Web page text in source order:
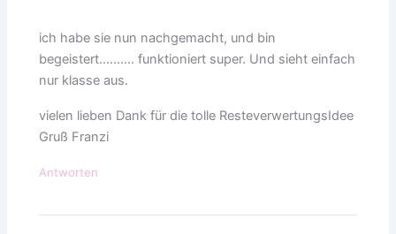
ich habe sie nun nachgemacht, und bin
begeistert………. funktioniert super. Und sieht einfach
nur klasse aus.
vielen lieben Dank für die tolle ResteverwertungsIdee
Gruß Franzi
Antworten